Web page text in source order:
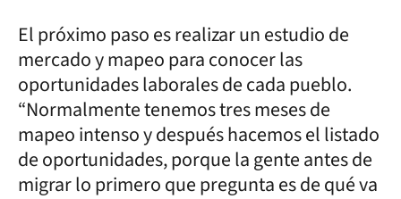
El próximo paso es realizar un estudio de
mercado y mapeo para conocer las
oportunidades laborales de cada pueblo.
“Normalmente tenemos tres meses de
mapeo intenso y después hacemos el listado
de oportunidades, porque la gente antes de
migrar lo primero que pregunta es de qué va